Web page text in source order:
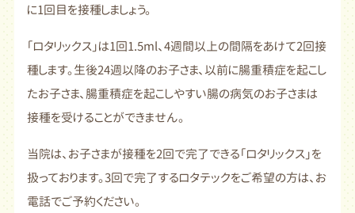
に1回目を接種しましょう。
「ロタリックス」は1回1.5ml、4週間以上の間隔をあけて2回接
種します。生後24週以降のお子さま、以前に腸重積症を起こし
たお子さま、腸重積症を起こしやすい腸の病気のお子さまは
接種を受けることができません。
当院は、お子さまが接種を2回で完了できる「ロタリックス」を
扱っております。3回で完了するロタテックをご希望の方は、お
電話でご予約ください。